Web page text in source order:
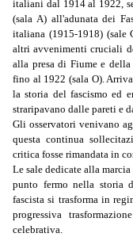
italiani dal 1914 al 1922,
(sala A) all'adunata dei
italiana (1915-1918) (sale
altri avvenimenti cruciali
alla presa di Fiume e
fino al 1922 (sala O).
la storia del fascismo ed
straripavano dalle pareti e
Gli osservatori venivano
questa continua
critica fosse rimandata in
Le sale dedicate alla
punto fermo nella storia
fascista si trasforma in
pro­gressiva
celebrativa.